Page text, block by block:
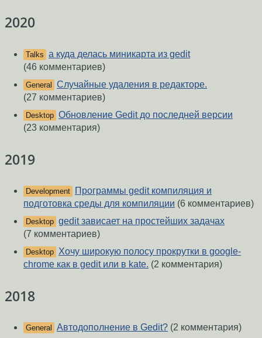
2020
Talks а куда делась миникарта из gedit
(46 комментариев)
General Случайные удаления в редакторе.
(27 комментариев)
Desktop Обновление Gedit до последней версии
(23 комментария)
2019
Development
Программы gedit компиляция и
подготовка среды для компиляции (6 комментариев)
Desktop gedit зависает на простейших задачах
(7 комментариев)
Desktop Хочу широкую полосу прокрутки в google-
chrome как в gedit или в kate. (2 комментария)
2018
General Автодополнение в Gedit? (2 комментария)